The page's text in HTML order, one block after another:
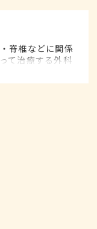
脊椎などに関係
て治療する外科